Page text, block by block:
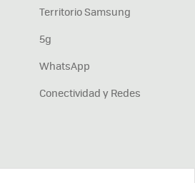
Territorio Samsung
5g
WhatsApp
Conectividad y Redes